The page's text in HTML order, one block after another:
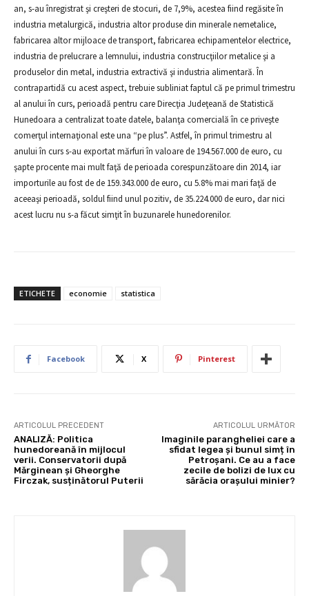
an, s-au înregistrat şi creşteri de stocuri, de 7,9%, acestea fiind regăsite în
industria metalurgică, industria altor produse din minerale nemetalice,
fabricarea altor mijloace de transport, fabricarea echipamentelor electrice,
industria de prelucrare a lemnului, industria construcţiilor metalice şi a
produselor din metal, industria extractivă şi industria alimentară. În
contrapartidă cu acest aspect, trebuie subliniat faptul că pe primul trimestru
al anului în curs, perioadă pentru care Direcţia Judeţeană de Statistică
Hunedoara a centralizat toate datele, balanţa comercială în ce priveşte
comerţul internaţional este una “pe plus”. Astfel, în primul trimestru al
anului în curs s-au exportat mărfuri în valoare de 194.567.000 de euro, cu
şapte procente mai mult faţă de perioada corespunzătoare din 2014, iar
importurile au fost de de 159.343.000 de euro, cu 5.8% mai mari faţă de
aceeaşi perioadă, soldul fiind unul pozitiv, de 35.224.000 de euro, dar nici
acest lucru nu s-a făcut simţit în buzunarele hunedorenilor.
ETICHETE economie statistica
Facebook X Pinterest
ARTICOLUL PRECEDENT
ANALIZĂ: Politica
hunedoreană în mijlocul
verii. Conservatorii după
Mărginean și Gheorghe
Firczak, susținătorul Puterii
ARTICOLUL URMĂTOR
Imaginile parangheliei care a
sfidat legea și bunul simț în
Petroșani. Ce au a face
zecile de bolizi de lux cu
sărăcia orașului minier?